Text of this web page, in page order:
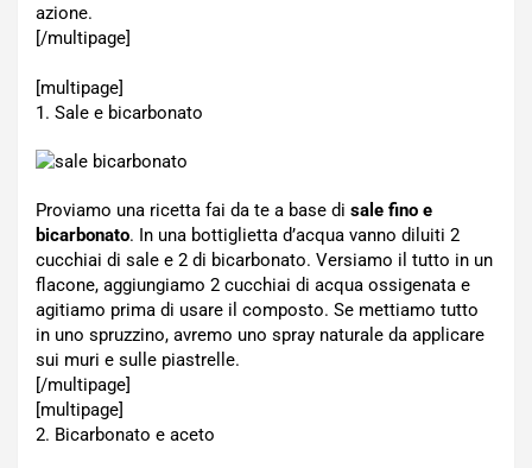
azione.
[/multipage]
[multipage]
1. Sale e bicarbonato
Proviamo una ricetta fai da te a base di sale fino e
bicarbonato. In una bottiglietta d’acqua vanno diluiti 2
cucchiai di sale e 2 di bicarbonato. Versiamo il tutto in un
flacone, aggiungiamo 2 cucchiai di acqua ossigenata e
agitiamo prima di usare il composto. Se mettiamo tutto
in uno spruzzino, avremo uno spray naturale da applicare
sui muri e sulle piastrelle.
[/multipage]
[multipage]
2. Bicarbonato e aceto